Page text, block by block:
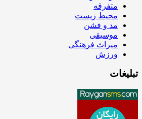
متفرقه
محیط زیست
مد و فشن
موسیقی
میراث فرهنگی
ورزش
تبلیغات